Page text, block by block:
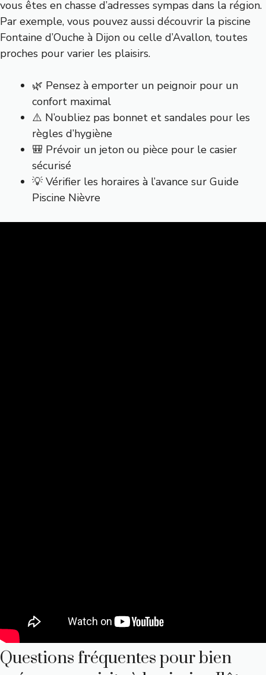
vous êtes en chasse d’adresses sympas dans la région.
Par exemple, vous pouvez aussi découvrir la piscine
Fontaine d’Ouche à Dijon ou celle d’Avallon, toutes
proches pour varier les plaisirs.
🌿 Pensez à emporter un peignoir pour un
confort maximal
⚠️ N’oubliez pas bonnet et sandales pour les
règles d’hygiène
🎒 Prévoir un jeton ou pièce pour le casier
sécurisé
💡 Vérifier les horaires à l’avance sur Guide
Piscine Nièvre
Questions fréquentes pour bien